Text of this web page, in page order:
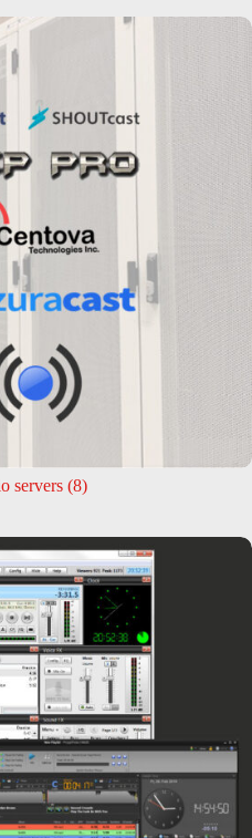
servers (8)